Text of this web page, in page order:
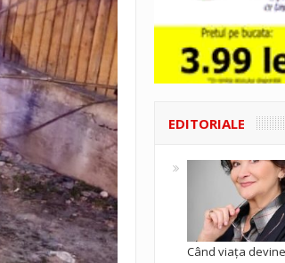
EDITORIALE
Când viața